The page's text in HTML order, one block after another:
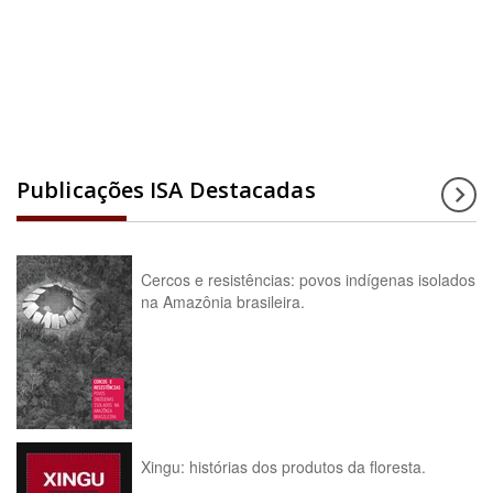
Publicações ISA Destacadas
Cercos e resistências: povos indígenas isolados
na Amazônia brasileira.
Xingu: histórias dos produtos da floresta.